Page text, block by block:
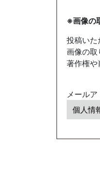
※画像の
投稿いた
画像の取
著作権や
メール
個人情